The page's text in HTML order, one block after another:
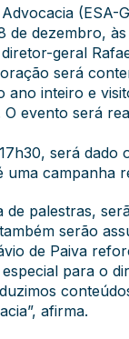
(ESA-
de dezembro,
geral
será
inteiro e
O evento será
será
uma campanha
de palestras,
serão
de Paiva
para o
afirma.